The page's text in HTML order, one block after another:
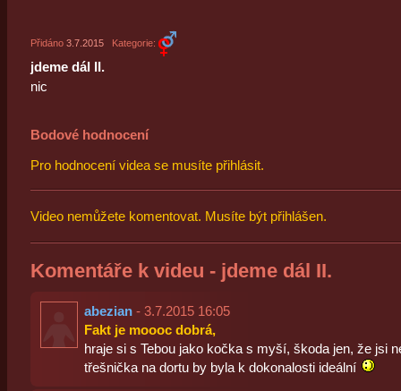
Přidáno 3.7.2015 Kategorie:
jdeme dál II.
nic
Bodové hodnocení
Pro hodnocení videa se musíte přihlásit.
Video nemůžete komentovat. Musíte být přihlášen.
Komentáře k videu - jdeme dál II.
abezian- 3.7.2015 16:05
Fakt je moooc dobrá,
hraje si s Tebou jako kočka s myší, škoda jen, že jsi
třešnička na dortu by byla k dokonalosti ideální